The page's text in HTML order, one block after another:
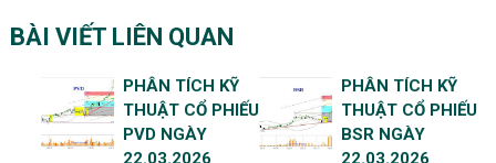
BÀI VIẾT LIÊN QUAN
PHÂN TÍCH KỸ
THUẬT CỔ PHIẾU
PVD NGÀY
22.03.2026
PHÂN TÍCH KỸ
THUẬT CỔ PHIẾU
BSR NGÀY
22.03.2026